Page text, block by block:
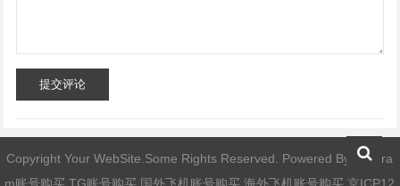
提交评论
Copyright Your WebSite.Some Rights Reserved. Powered By
telegra